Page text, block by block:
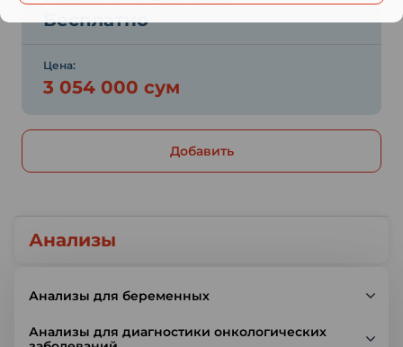
Анализы
Анализы для беременных
Анализы для диагностики онкологических
Бесплатно
Цена:
3 054 000 сум
Добавить